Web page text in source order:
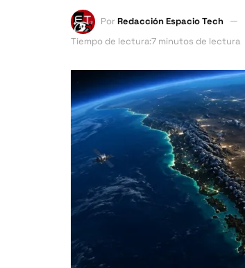
PorRedacción Espacio Tech
Tiempo de lectura:7 minutos de lectura